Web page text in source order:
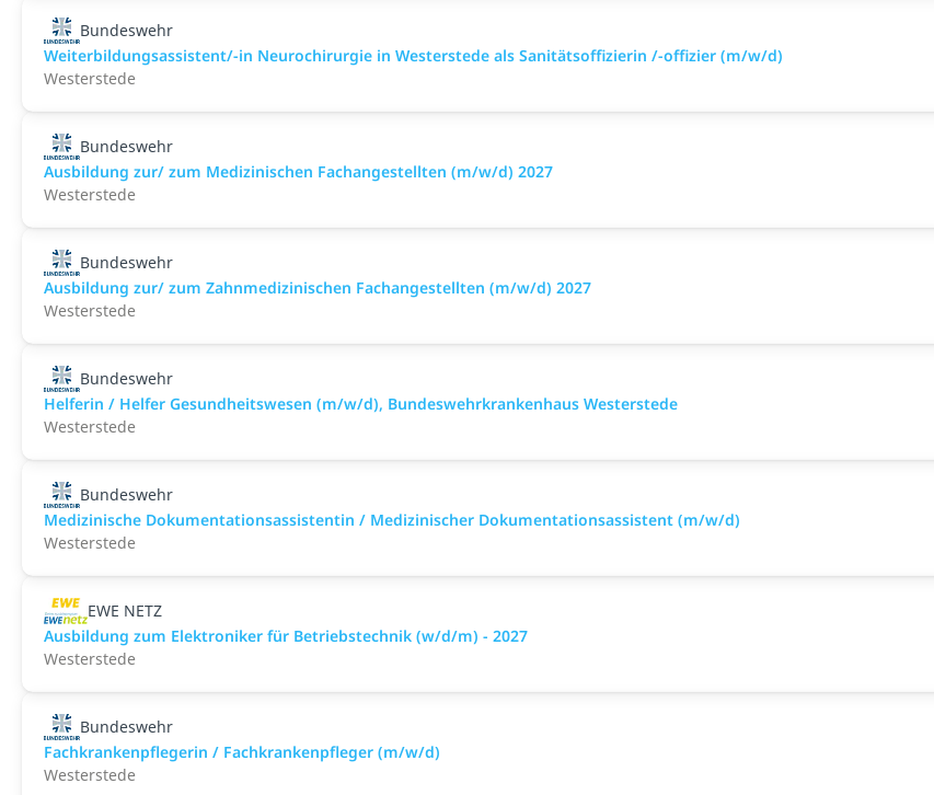
Bundeswehr
Weiterbildungsassistent/-in Neurochirurgie in Westerstede als Sanitätsoffizierin /-offizier (m/w/d)
Westerstede
Bundeswehr
Ausbildung zur/ zum Medizinischen Fachangestellten (m/w/d) 2027
Westerstede
Bundeswehr
Ausbildung zur/ zum Zahnmedizinischen Fachangestellten (m/w/d) 2027
Westerstede
Bundeswehr
Helferin / Helfer Gesundheitswesen (m/w/d), Bundeswehrkrankenhaus Westerstede
Westerstede
Bundeswehr
Medizinische Dokumentationsassistentin / Medizinischer Dokumentationsassistent (m/w/d)
Westerstede
EWE NETZ
Ausbildung zum Elektroniker für Betriebstechnik (w/d/m) - 2027
Westerstede
Bundeswehr
Fachkrankenpflegerin / Fachkrankenpfleger (m/w/d)
Westerstede